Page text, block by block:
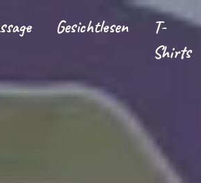
Gesichtlesen
T-
Shirts